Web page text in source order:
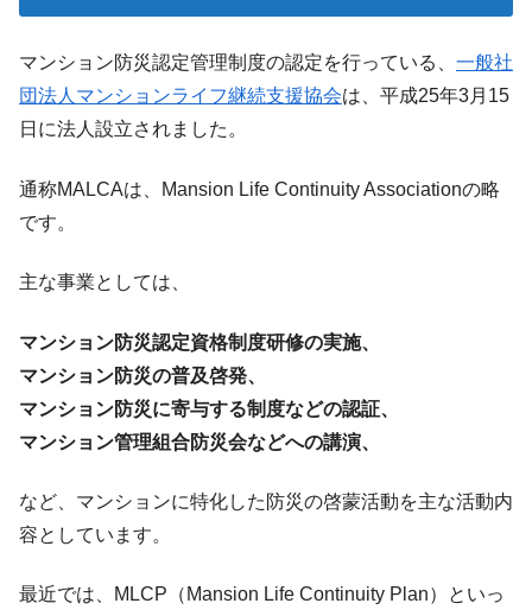
マンション防災認定管理制度の認定を行っている、 一般社
団法人マンションライフ継続支援協会は、平成25年3月15
日に法人設立されました。
通称MALCAは、Mansion Life Continuity Associationの略
です。
主な事業としては、
マンション防災認定資格制度研修の実施、
マンション防災の普及啓発、
マンション防災に寄与する制度などの認証、
マンション管理組合防災会などへの講演、
など、マンションに特化した防災の啓蒙活動を主な活動内
容としています。
最近では、MLCP（Mansion Life Continuity Plan）といっ